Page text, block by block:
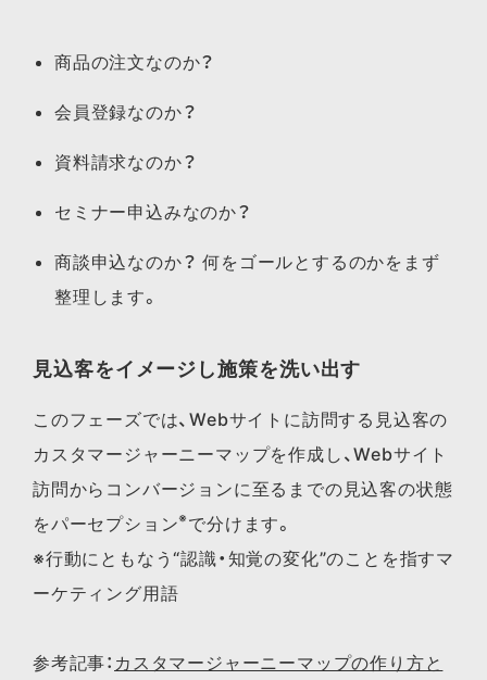
商品の注文なのか？
会員登録なのか？
資料請求なのか？
セミナー申込みなのか？
商談申込なのか？ 何をゴールとするのかをまず
整理します。
見込客をイメージし施策を洗い出す
このフェーズでは、Webサイトに訪問する見込客の
カスタマージャーニーマップを作成し、Webサイト
訪問からコンバージョンに至るまでの見込客の状態
をパーセプション※ で分けます。
※行動にともなう“認識・知覚の変化”のことを指すマ
ーケティング用語
参考記事： カスタマージャーニーマップの作り方と